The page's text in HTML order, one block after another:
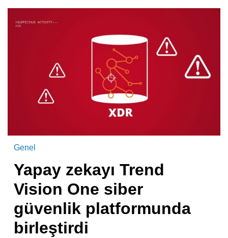
Genel
Yapay zekayı Trend
Vision One siber
güvenlik platformunda
birleştirdi